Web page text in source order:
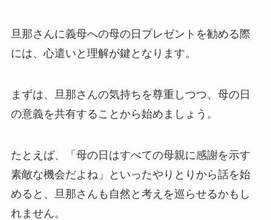
旦那さんに義母への母の日プレゼントを勧める際
には、心遣いと理解が鍵となります。
まずは、旦那さんの気持ちを尊重しつつ、母の日
の意義を共有することから始めましょう。
たとえば、「母の日はすべての母親に感謝を示す
素敵な機会だよね」といったやりとりから話を始
めると、旦那さんも自然と考えを巡らせるかもし
れません。